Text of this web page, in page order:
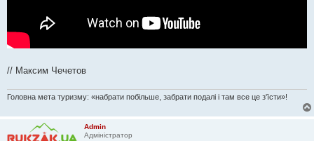
// Максим Чечетов
Головна мета туризму: «набрати побільше, забрати подалі і там все це з'їсти»!
Admin
Адміністратор